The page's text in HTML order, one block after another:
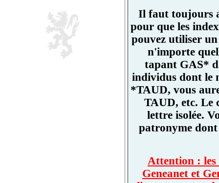
Il faut toujours
pour que les
pouvez utiliser
n'importe
tapant GAS*
individus dont le
*TAUD, vous
TAUD, etc. Le
lettre isolée.
patronyme dont
Attention : les
Geneanet et